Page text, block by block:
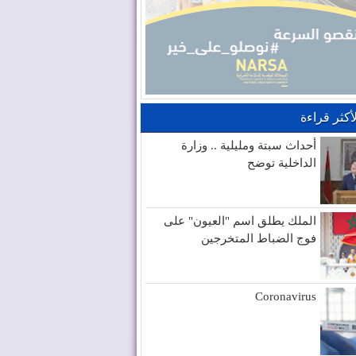
قراءة
أحداث سبتة ومليلية .. وزارة
الداخلية توضح
الملك يطلق اسم "العيون" على
فوج الضباط المتخرجين
Coronavirus